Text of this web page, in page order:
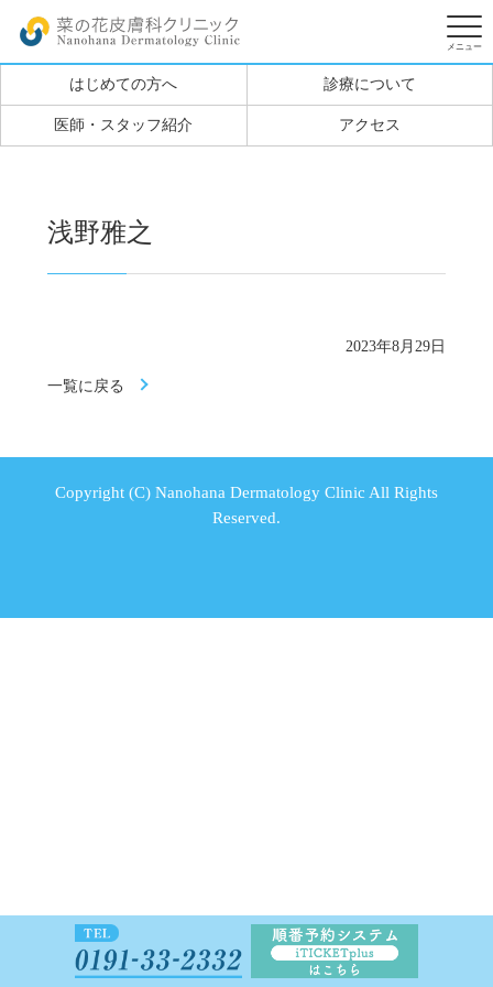
はじめての方へ 診療について
医師・スタッフ紹介 アクセス
浅野雅之
2023年8月29日
一覧に戻る
Copyright (C) Nanohana Dermatology Clinic All Rights
Reserved.